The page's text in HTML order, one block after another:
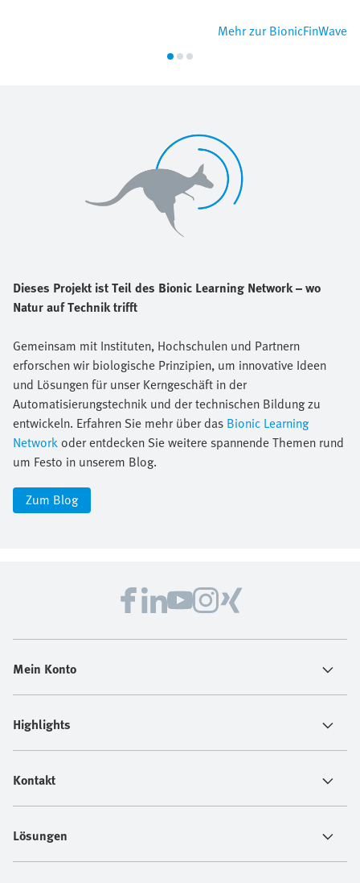
Mehr zur BionicFinWave
Dieses Projekt ist Teil des Bionic Learning Network – wo
Natur auf Technik trifft
Gemeinsam mit Instituten, Hochschulen und Partnern
erforschen wir biologische Prinzipien, um innovative Ideen
und Lösungen für unser Kerngeschäft in der
Automatisierungstechnik und der technischen Bildung zu
entwickeln. Erfahren Sie mehr über das Bionic Learning
Networkoder entdecken Sie weitere spannende Themen rund
um Festo in unserem Blog.
Zum Blog
Mein Konto
Highlights
Kontakt
Lösungen